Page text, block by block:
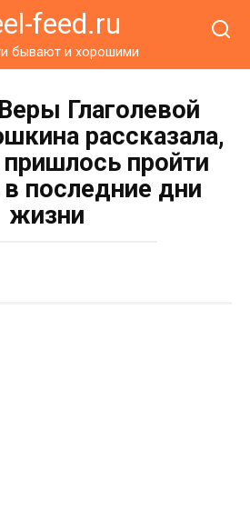
feed.ru
бывают и хорошими
Глаголевой
рассказала,
пришлось пройти
в последние дни
жизни